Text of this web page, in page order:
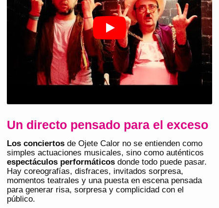
Un directo pensado para el exceso
Los conciertos de Ojete Calor no se entienden como
simples actuaciones musicales, sino como auténticos
espectáculos performáticos donde todo puede pasar.
Hay coreografías, disfraces, invitados sorpresa,
momentos teatrales y una puesta en escena pensada
para generar risa, sorpresa y complicidad con el
público.